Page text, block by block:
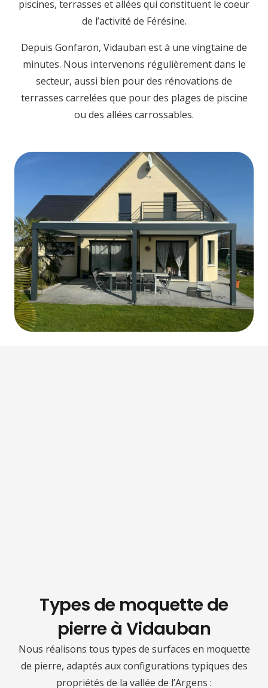
piscines, terrasses et allées qui constituent le coeur
de l’activité de Férésine.
Depuis Gonfaron, Vidauban est à une vingtaine de
minutes. Nous intervenons régulièrement dans le
secteur, aussi bien pour des rénovations de
terrasses carrelées que pour des plages de piscine
ou des allées carrossables.
Types de moquette de
pierre à Vidauban
Nous réalisons tous types de surfaces en moquette
de pierre, adaptés aux configurations typiques des
propriétés de la vallée de l’Argens :